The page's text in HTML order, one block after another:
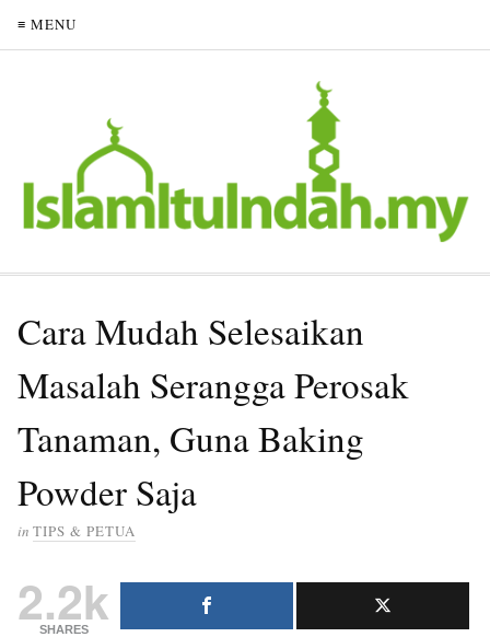
≡ MENU
Cara Mudah Selesaikan
Masalah Serangga Perosak
Tanaman, Guna Baking
Powder Saja
in TIPS & PETUA
2.2k
SHARES